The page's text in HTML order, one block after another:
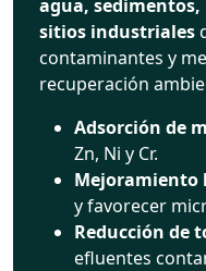
agua,
sitios industriales
contaminantes y
recuperación
Adsorción de
Zn, Ni y Cr.
Mejoramiento
y favorecer
Reducción de
efluentes